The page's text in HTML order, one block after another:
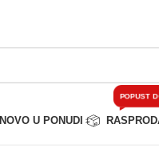
NOVO U PONUDI
POPUST